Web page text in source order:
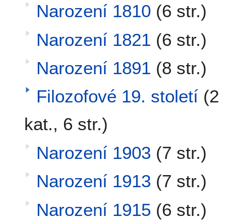
Narození 1810 (6 str.)
Narození 1821 (6 str.)
Narození 1891 (8 str.)
Filozofové 19. století (2
kat., 6 str.)
Narození 1903 (7 str.)
Narození 1913 (7 str.)
Narození 1915 (6 str.)